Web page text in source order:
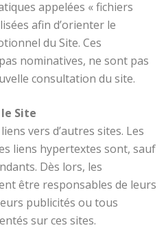
appelées « fichiers
afin d’orienter le
du Site. Ces
nominatives, ne sont pas
consultation du site.
Site
vers d’autres sites. Les
liens hypertextes sont, sauf
Dès lors, les
être responsables de leurs
publicités ou tous
sur ces sites.